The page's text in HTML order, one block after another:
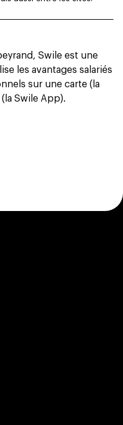
Swile est une
les avantages salariés
sur une carte (la
Swile App).